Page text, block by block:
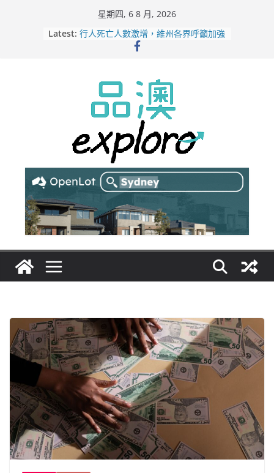
星期四, 6 8 月, 2026
Latest: 行人死亡人數激增，維州各界呼籲加強
美商二手巨頭進駐吉朗，在地慈善小店
憂生存空間遭擠壓
電動車電池爭端隱憂浮現！經銷商警告
澳洲恐迎訴訟浪潮
拒絕白工！ Aldi涉強迫無薪加班 掏
5500萬澳元和解